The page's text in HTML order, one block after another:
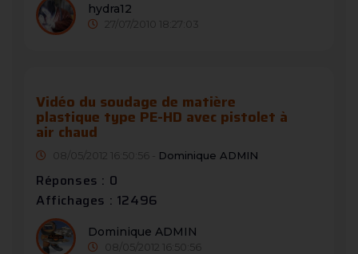
hydra12
27/07/2010 18:27:03
Vidéo du soudage de matière
plastique type PE-HD avec pistolet à
air chaud
08/05/2012 16:50:56 - Dominique ADMIN
Réponses : 0
Affichages : 12496
Dominique ADMIN
08/05/2012 16:50:56